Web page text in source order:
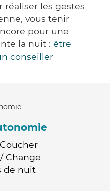
réaliser les gestes
vous tenir
pour une
la nuit : être
conseiller
Change
de nuit